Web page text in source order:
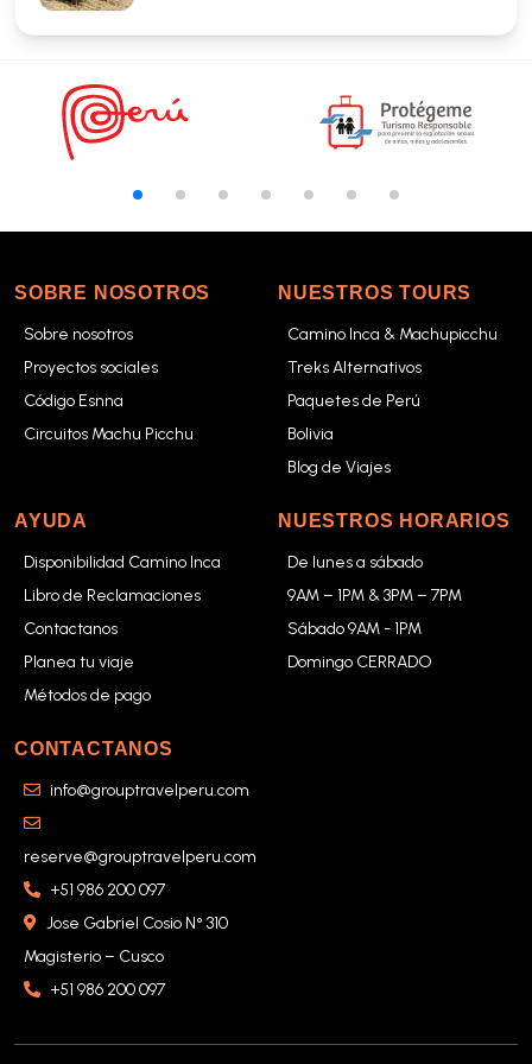
SOBRE NOSOTROS
Sobre nosotros
Proyectos sociales
Código Esnna
Circuitos Machu Picchu
NUESTROS TOURS
Camino Inca & Machupicchu
Treks Alternativos
Paquetes de Perú
Bolivia
Blog de Viajes
AYUDA
Disponibilidad Camino Inca
Libro de Reclamaciones
Contactanos
Planea tu viaje
Métodos de pago
NUESTROS HORARIOS
De lunes a sábado
9AM – 1PM & 3PM – 7PM
Sábado 9AM - 1PM
Domingo CERRADO
CONTACTANOS
info@grouptravelperu.com
reserve@grouptravelperu.com
+51 986 200 097
Jose Gabriel Cosio N° 310
Magisterio – Cusco
+51 986 200 097